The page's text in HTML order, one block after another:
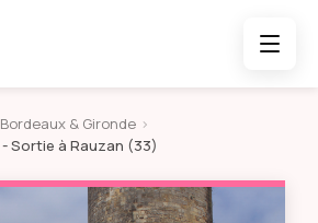
Bordeaux & Gironde >
- Sortie à Rauzan (33)